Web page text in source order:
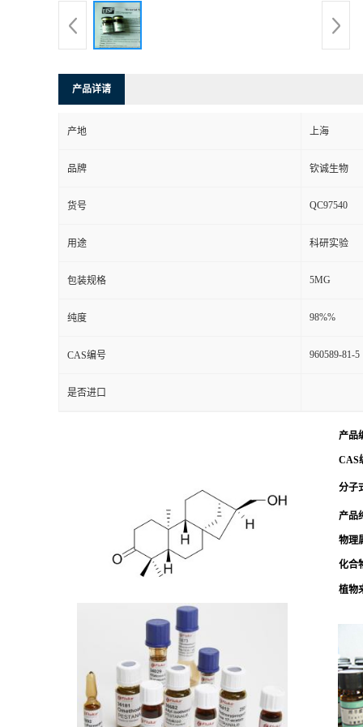
产品详请
产地 上海
品牌 钦诚生物
货号 QC97540
用途 科研实验
包装规格 5MG
纯度 98%%
CAS编号 960589-81-5
是否进口
产品
CAS
分子
产品
物理
化合
植物